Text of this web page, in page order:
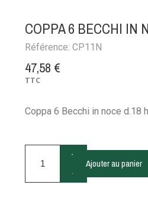
COPPA 6 BECCHI IN
Référence:CP11N
47,58 €
TTC
Coppa 6 Becchi in noce d.18
+
-
Ajouter au panier